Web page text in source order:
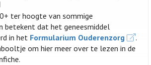
ter hoogte van sommige
betekent dat het geneesmiddel
in het Formularium Ouderenzorg
.
om hier meer over te lezen in de